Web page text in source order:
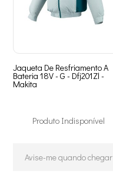
Jaqueta De Resfriamento A
Bateria 18V - G - Dfj201Zl -
Makita
Produto Indisponível
Avise-me quando chegar